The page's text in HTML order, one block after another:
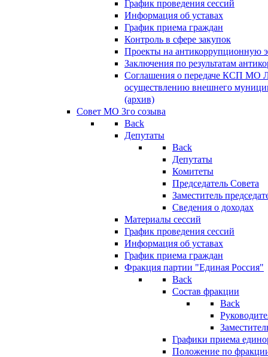
График проведения сессий
Информация об уставах
График приема граждан
Контроль в сфере закупок
Проекты на антикоррупционную
Заключения по результатам
Соглашения о передаче КСП МО
осуществлению внешнего
(архив)
Совет МО 3го созыва
Back
Депутаты
Back
Депутаты
Комитеты
Председатель Совета
Заместитель
Сведения о доходах
Материалы сессий
График проведения сессий
Информация об уставах
График приема граждан
Фракция партии "Единая Россия"
Back
Состав фракции
Back
Графики приема
Положение по